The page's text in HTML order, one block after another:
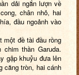
dải ngắn lượn về
chân nhỏ, hai
đầu ngoảnh vào
một đề tài đầu rồng
thần Garuda.
gập khuỷu đưa lên
căng tròn, hai cánh